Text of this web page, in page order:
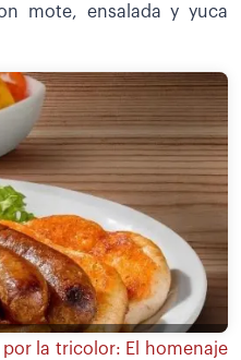
mote, ensalada y yuca
la tricolor: El homenaje